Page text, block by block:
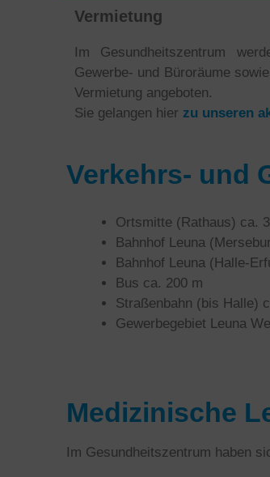
Vermietung
Im Gesundheitszentrum
Gewerbe- und Büroräume
Vermietung angeboten.
Sie gelangen hier zu unseren
Verkehrs- und
Ortsmitte (Rathaus) ca.
Bahnhof Leuna
Bahnhof Leuna (Halle-
Bus ca. 200 m
Straßenbahn (bis Halle)
Gewerbegebiet Leuna
Medizinische
Im Gesundheitszentrum haben